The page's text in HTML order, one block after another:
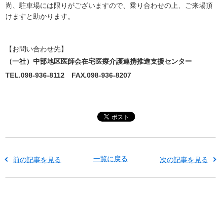
尚、駐車場には限りがございますので、乗り合わせの上、ご来場頂
けますと助かります。
【お問い合わせ先】
（一社）中部地区医師会在宅医療介護連携推進支援センター
TEL.098-936-8112 FAX.098-936-8207
前の記事を見る 一覧に戻る 次の記事を見る